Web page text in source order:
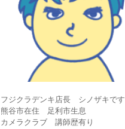
フジクラデンキ店長 シノザキです
熊谷市在住 足利市生息
カメラクラブ 講師歴有り